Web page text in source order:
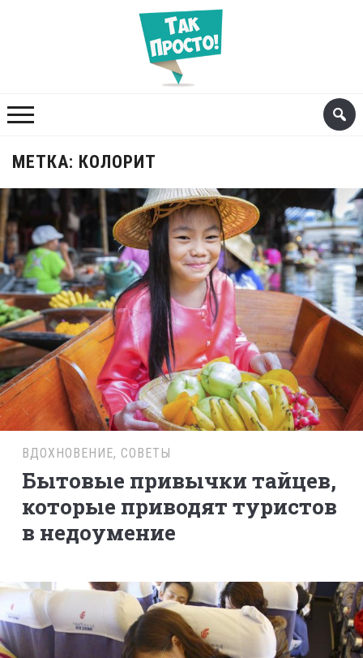
МЕТКА: КОЛОРИТ
ВДОХНОВЕНИЕ, СОВЕТЫ
Бытовые привычки тайцев,
которые приводят туристов
в недоумение